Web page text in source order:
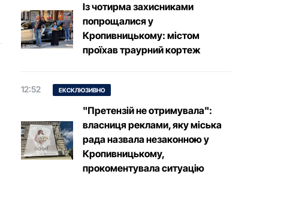
Із чотирма захисниками
попрощалися у
Кропивницькому: містом
проїхав траурний кортеж
12:52 ЕКСКЛЮЗИВНО
"Претензій не отримувала":
власниця реклами, яку міська
рада назвала незаконною у
Кропивницькому,
прокоментувала ситуацію